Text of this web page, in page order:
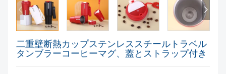
二重壁断熱カップステンレススチールトラベル
タンブラーコーヒーマグ、蓋とストラップ付き